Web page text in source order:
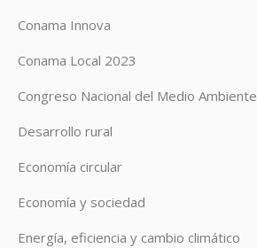
Conama Innova
Conama Local 2023
Congreso Nacional del Medio Ambiente
Desarrollo rural
Economía circular
Economía y sociedad
Energía, eficiencia y cambio climático